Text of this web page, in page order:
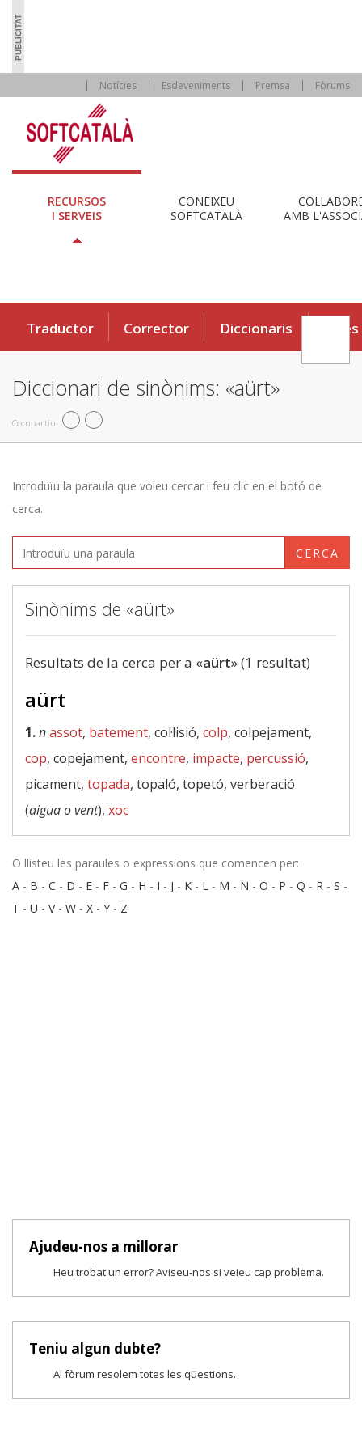
Notícies Esdeveniments Premsa Fòrums
RECURSOS
I SERVEIS
CONEIXEU
SOFTCATALÀ
AMB
Traductor Corrector Diccionaris Eines
Diccionari de sinònims: «aürt»
Compartiu
Introduïu la paraula que voleu cercar i feu clic en el botó de
cerca.
CERCA
Sinònims de «aürt»
Resultats de la cerca per a «aürt» (1 resultat)
aürt
1.nassot, batement, col·lisió, colp, colpejament,
cop, copejament, encontre, impacte, percussió,
picament, topada, topaló, topetó, verberació
(aigua o vent), xoc
O llisteu les paraules o expressions que comencen per:
A - B - C - D - E - F - G - H - I - J - K - L - M - N - O - P - Q - R - S -
T - U - V- W - X - Y - Z
Ajudeu-nos a millorar
Heu trobat un error? Aviseu-nos si veieu cap problema.
Teniu algun dubte?
Al fòrum resolem totes les qüestions.